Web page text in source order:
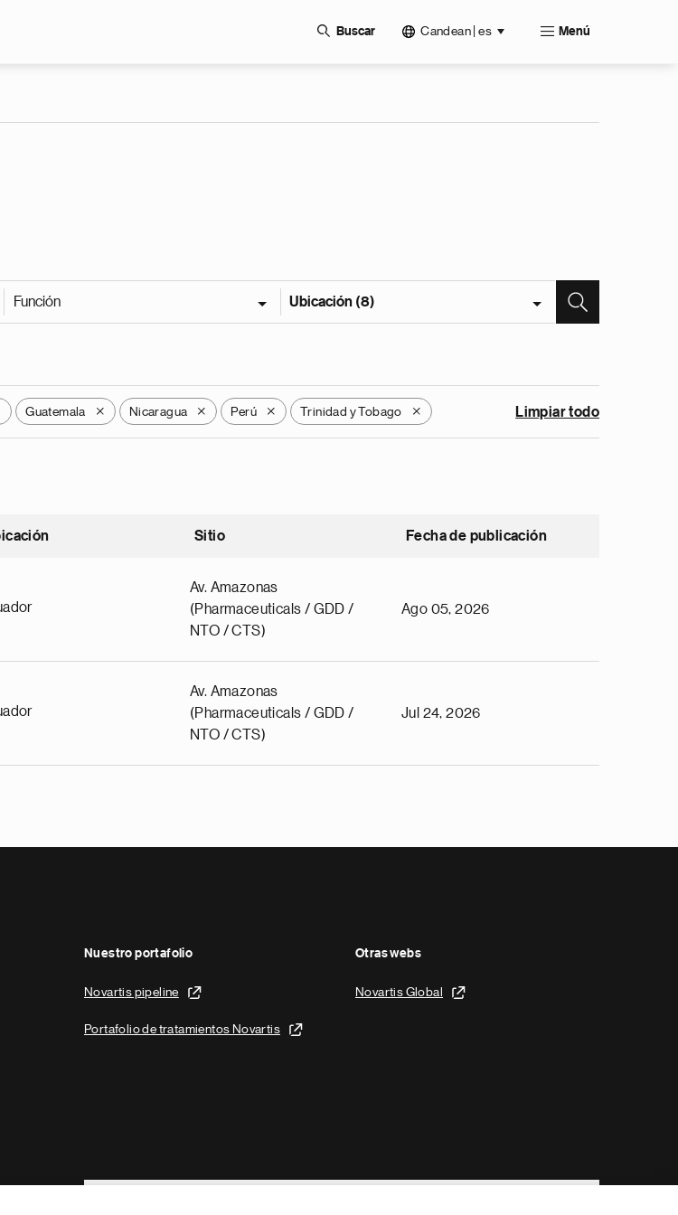
Buscar Candean | es Menú
Función Ubicación (8)
Guatemala X Nicaragua X Perú X Trinidad y Tobago X Limpiar todo
Sitio Fecha de publicación
Av. Amazonas
(Pharmaceuticals / GDD /
NTO / CTS)
Ago 05, 2026
Av. Amazonas
(Pharmaceuticals / GDD /
NTO / CTS)
Jul 24, 2026
Nuestro portafolio
Novartis pipeline
Portafolio de tratamientos Novartis
Otras webs
Novartis Global
Footer Site Search